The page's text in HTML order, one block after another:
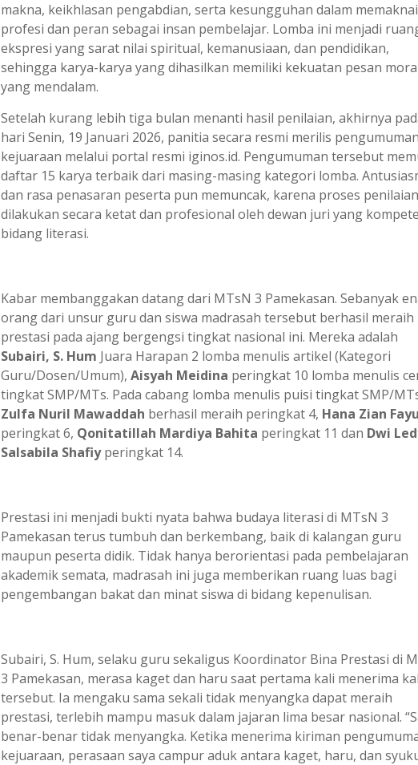
makna, keikhlasan pengabdian, serta kesungguhan dalam memaknai
profesi dan peran sebagai insan pembelajar. Lomba ini menjadi
ekspresi yang sarat nilai spiritual, kemanusiaan, dan pendidikan,
sehingga karya-karya yang dihasilkan memiliki kekuatan pesan
yang mendalam.
Setelah kurang lebih tiga bulan menanti hasil penilaian, akhirnya
hari Senin, 19 Januari 2026, panitia secara resmi merilis pengumuman
kejuaraan melalui portal resmi iginos.id. Pengumuman tersebut
daftar 15 karya terbaik dari masing-masing kategori lomba.
dan rasa penasaran peserta pun memuncak, karena proses penilaian
dilakukan secara ketat dan profesional oleh dewan juri yang
bidang literasi.
Kabar membanggakan datang dari MTsN 3 Pamekasan. Sebanyak
orang dari unsur guru dan siswa madrasah tersebut berhasil meraih
prestasi pada ajang bergengsi tingkat nasional ini. Mereka adalah
Subairi, S. Hum Juara Harapan 2 lomba menulis artikel (Kategori
Guru/Dosen/Umum), Aisyah Meidina peringkat 10 lomba menulis
tingkat SMP/MTs. Pada cabang lomba menulis puisi tingkat SMP/
Zulfa Nuril Mawaddah berhasil meraih peringkat 4, Hana Zian
peringkat 6, Qonitatillah Mardiya Bahita peringkat 11 dan Dwi
Salsabila Shafiyperingkat 14.
Prestasi ini menjadi bukti nyata bahwa budaya literasi di MTsN 3
Pamekasan terus tumbuh dan berkembang, baik di kalangan guru
maupun peserta didik. Tidak hanya berorientasi pada pembelajaran
akademik semata, madrasah ini juga memberikan ruang luas bagi
pengembangan bakat dan minat siswa di bidang kepenulisan.
Subairi, S. Hum, selaku guru sekaligus Koordinator Bina Prestasi di
3 Pamekasan, merasa kaget dan haru saat pertama kali menerima
tersebut. Ia mengaku sama sekali tidak menyangka dapat meraih
prestasi, terlebih mampu masuk dalam jajaran lima besar nasional.
benar-benar tidak menyangka. Ketika menerima kiriman
kejuaraan, perasaan saya campur aduk antara kaget, haru, dan